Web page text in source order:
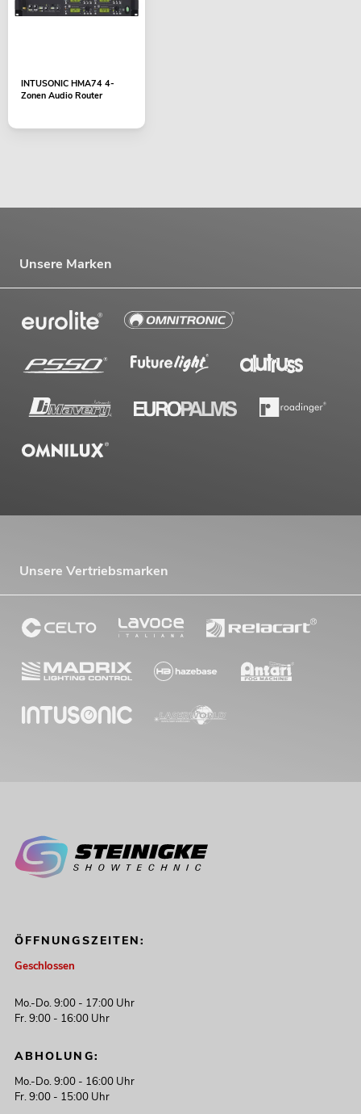
INTUSONIC HMA74 4-
Zonen Audio Router
Unsere Marken
Unsere Vertriebsmarken
ÖFFNUNGSZEITEN:
Geschlossen
Mo.-Do. 9:00 - 17:00 Uhr
Fr. 9:00 - 16:00 Uhr
ABHOLUNG:
Mo.-Do. 9:00 - 16:00 Uhr
Fr. 9:00 - 15:00 Uhr